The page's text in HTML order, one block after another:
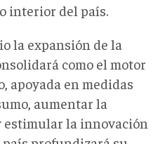
interior del país.
la expansión de la
como el motor
apoyada en medidas
aumentar la
la innovación